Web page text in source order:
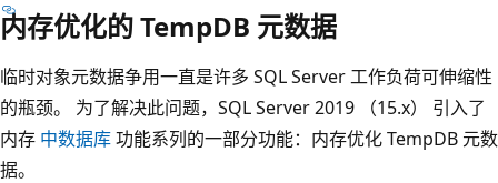
内存优化的 TempDB 元数据
临时对象元数据争用一直是许多 SQL Server 工作负荷可伸缩性
的瓶颈。 为了解决此问题，SQL Server 2019 （15.x） 引入了
内存 中数据库功能系列的一部分功能：内存优化 TempDB 元数
据。